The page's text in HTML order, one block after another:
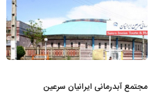
مجتمع آبدرمانی ایرانیان سرعین